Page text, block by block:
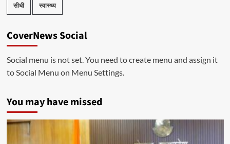
सीधी स्वास्थ्य
CoverNews Social
Social menu is not set. You need to create menu and assign it
to Social Menu on Menu Settings.
You may have missed